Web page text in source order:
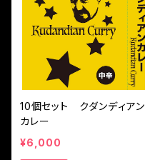
10個セット クダンディアン
カレー
¥6,000